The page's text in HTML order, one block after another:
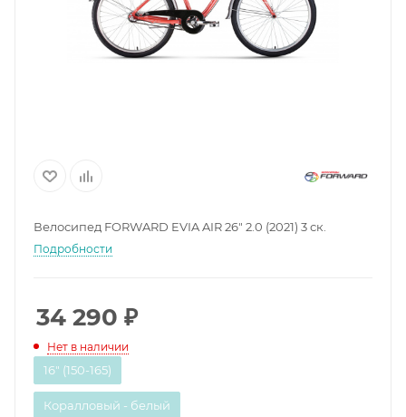
Велосипед FORWARD EVIA AIR 26" 2.0 (2021) 3 ск.
Подробности
34 290 ₽
Нет в наличии
16" (150-165)
Коралловый - белый